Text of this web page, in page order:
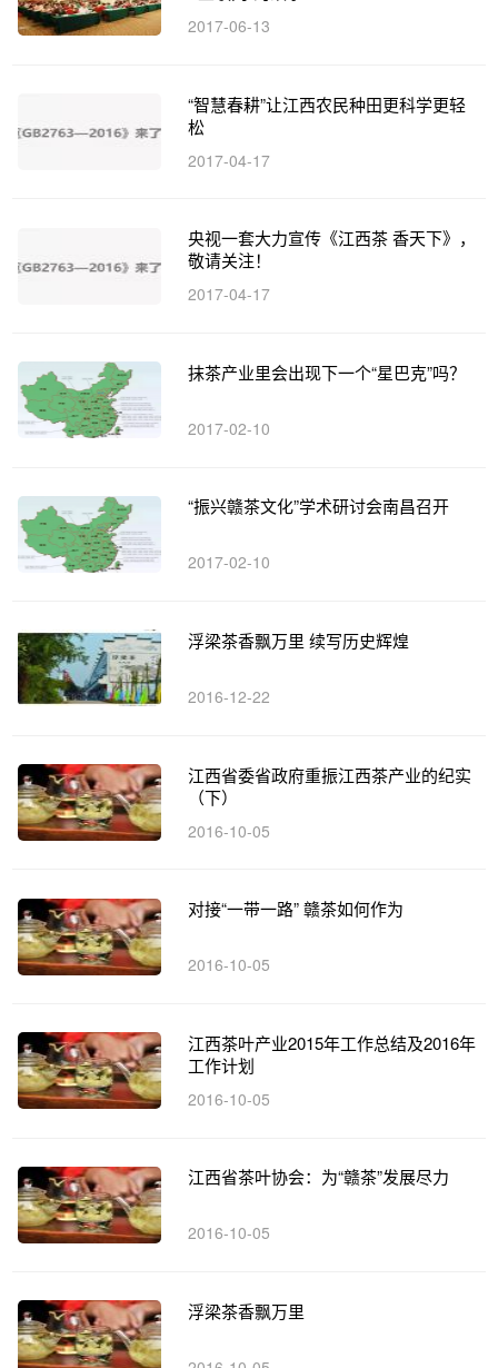
2017-06-13
“智慧春耕”让江西农民种田更科学更轻
松
2017-04-17
央视一套大力宣传《江西茶 香天下》，
敬请关注！
2017-04-17
抹茶产业里会出现下一个“星巴克”吗？
2017-02-10
“振兴赣茶文化”学术研讨会南昌召开
2017-02-10
浮梁茶香飘万里 续写历史辉煌
2016-12-22
江西省委省政府重振江西茶产业的纪实
（下）
2016-10-05
对接“一带一路” 赣茶如何作为
2016-10-05
江西茶叶产业2015年工作总结及2016年
工作计划
2016-10-05
江西省茶叶协会：为“赣茶”发展尽力
2016-10-05
浮梁茶香飘万里